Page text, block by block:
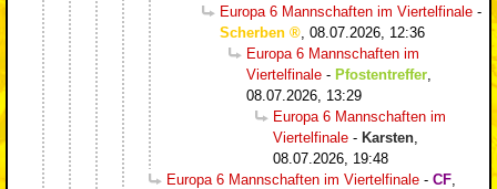
Europa 6 Mannschaften im Viertelfinale -
Scherben
08.07.2026, 12:36
Europa 6 Mannschaften im
Viertelfinale - Pfostentreffer
08.07.2026, 13:29
Europa 6 Mannschaften im
Viertelfinale - Karsten
08.07.2026, 19:48
Europa 6 Mannschaften im Viertelfinale - CF